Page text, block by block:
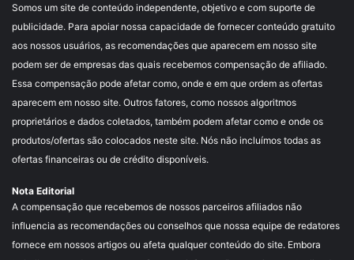
Somos um site de conteúdo independente, objetivo e com suporte de
publicidade. Para apoiar nossa capacidade de fornecer conteúdo gratuito
aos nossos usuários, as recomendações que aparecem em nosso site
podem ser de empresas das quais recebemos compensação de afiliado.
Essa compensação pode afetar como, onde e em que ordem as ofertas
aparecem em nosso site. Outros fatores, como nossos algoritmos
proprietários e dados coletados, também podem afetar como e onde os
produtos/ofertas são colocados neste site. Nós não incluímos todas as
ofertas financeiras ou de crédito disponíveis.
Nota Editorial
A compensação que recebemos de nossos parceiros afiliados não
influencia as recomendações ou conselhos que nossa equipe de redatores
fornece em nossos artigos ou afeta qualquer conteúdo do site. Embora